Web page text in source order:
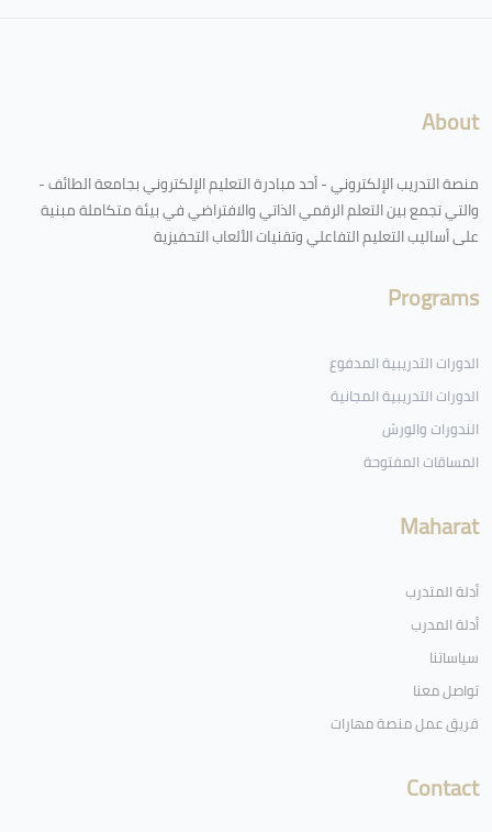
About
منصة التدريب الإلكتروني - أحد مبادرة التعليم الإلكتروني بجامعة الطائف -
والتي تجمع بين التعلم الرقمي الذاتي والافتراضي في بيئة متكاملة مبنية
على أساليب التعليم التفاعلي وتقنيات الألعاب التحفيزية
Programs
الدورات التدريبية المدفوع
الدورات التدريبية المجانية
الندورات والورش
المساقات المفتوحة
Maharat
أدلة المتدرب
أدلة المدرب
سياساتنا
تواصل معنا
فريق عمل منصة مهارات
Contact